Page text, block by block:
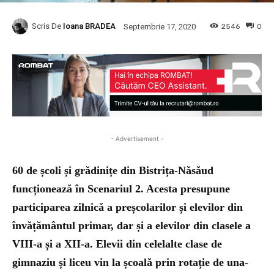
Scris De Ioana BRADEA Septembrie 17, 2020 0
2546
- Advertisement -
60 de școli și grădinițe din Bistrița-Năsăud
funcționează în Scenariul 2. Acesta presupune
participarea zilnică a preșcolarilor și elevilor din
învățământul primar, dar și a elevilor din clasele a
VIII-a și a XII-a. Elevii din celelalte clase de
gimnaziu și liceu vin la școală prin rotație de una-